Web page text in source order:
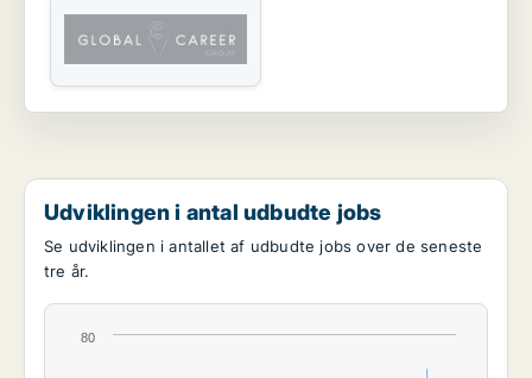
Udviklingen i antal udbudte jobs
Se udviklingen i antallet af udbudte jobs over de seneste
tre år.
80